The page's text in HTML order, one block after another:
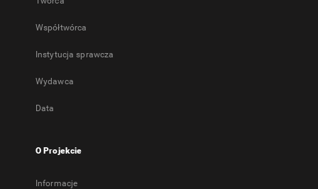
Współtwórca
Instytucja sprawcza
Wydawca
Data
O Projekcie
Informacje